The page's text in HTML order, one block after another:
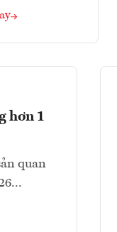
hơn 1
quan